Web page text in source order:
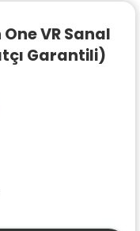
VR Sanal
Garantili)